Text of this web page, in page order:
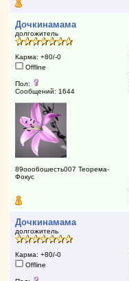
Дочкинамама
долгожитель
Карма: +80/-0
Offline
Пол:
Сообщений: 1644
89ооо6ошесть007 Теорема-
Фокус
Дочкинамама
долгожитель
Карма: +80/-0
Offline